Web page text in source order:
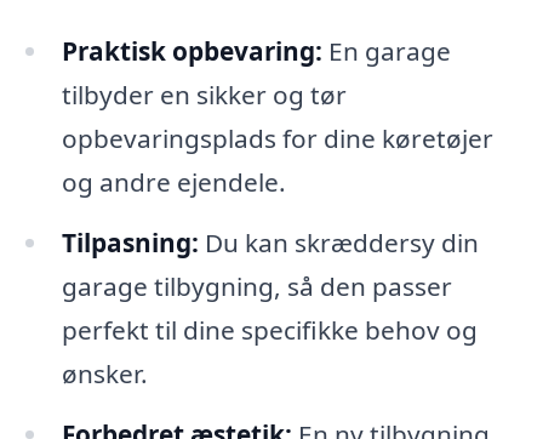
Praktisk opbevaring: En garage
tilbyder en sikker og tør
opbevaringsplads for dine køretøjer
og andre ejendele.
Tilpasning: Du kan skræddersy din
garage tilbygning, så den passer
perfekt til dine specifikke behov og
ønsker.